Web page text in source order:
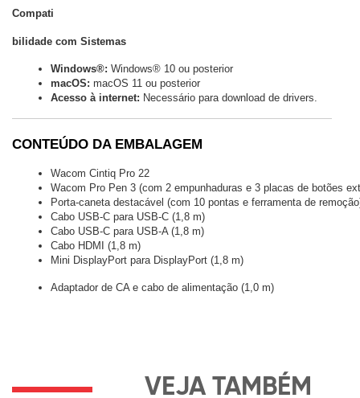
Compati
bilidade com Sistemas
Windows®: Windows® 10 ou posterior
macOS: macOS 11 ou posterior
Acesso à internet: Necessário para download de drivers.
CONTEÚDO DA EMBALAGEM
Wacom Cintiq Pro 22
Wacom Pro Pen 3 (com 2 empunhaduras e 3 placas de botões
Porta-caneta destacável (com 10 pontas e ferramenta de
Cabo USB-C para USB-C (1,8 m)
Cabo USB-C para USB-A (1,8 m)
Cabo HDMI (1,8 m)
Mini DisplayPort para DisplayPort (1,8 m)
Adaptador de CA e cabo de alimentação (1,0 m)
VEJA TAMBÉM